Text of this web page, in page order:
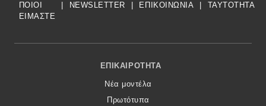
ΠΟΙΟΙ
ΕΙΜΑΣΤΕ
NEWSLETTER ΕΠΙΚΟΙΝΩΝΙΑ TAYTOTHTA
Footer Menu
ΕΠΙΚΑΙΡΌΤΗΤΑ
Νέα μοντέλα
Πρωτότυπα